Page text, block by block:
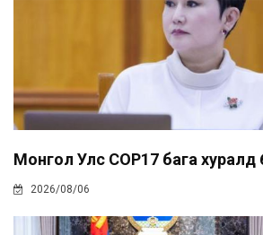
Монгол Улс COP17 бага хуралд
2026/08/06